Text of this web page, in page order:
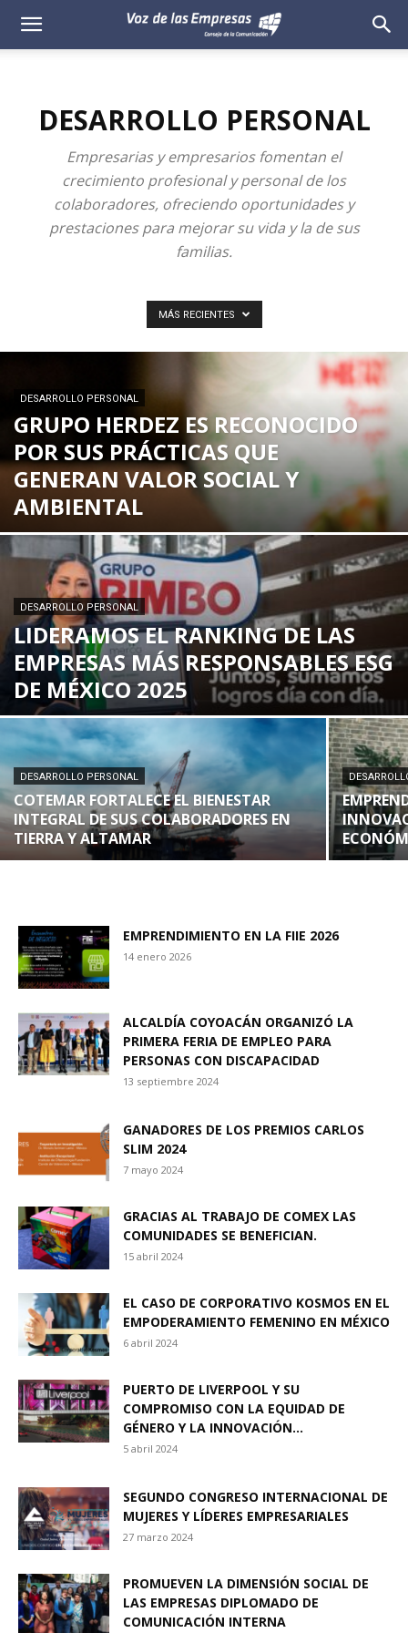
Voz
DESARROLLO PERSONAL
Empresarias y empresarios fomentan el
crecimiento profesional y personal de los
colaboradores, ofreciendo oportunidades y
prestaciones para mejorar su vida y la de sus
familias.
MÁS RECIENTES
DESARROLLO PERSONAL
GRUPO HERDEZ ES RECONOCIDO
POR SUS PRÁCTICAS QUE
GENERAN VALOR SOCIAL Y
AMBIENTAL
DESARROLLO PERSONAL
LIDERAMOS EL RANKING DE LAS
EMPRESAS MÁS RESPONSABLES ESG
DE MÉXICO 2025
DESARROLLO PERSONAL
COTEMAR FORTALECE EL BIENESTAR
INTEGRAL DE SUS COLABORADORES EN
TIERRA Y ALTAMAR
EMPRENDIMIENTO EN LA FIIE 2026
14 enero 2026
ALCALDÍA COYOACÁN ORGANIZÓ LA
PRIMERA FERIA DE EMPLEO PARA
PERSONAS CON DISCAPACIDAD
13 septiembre 2024
GANADORES DE LOS PREMIOS CARLOS
SLIM 2024
7 mayo 2024
GRACIAS AL TRABAJO DE COMEX LAS
COMUNIDADES SE BENEFICIAN.
15 abril 2024
EL CASO DE CORPORATIVO KOSMOS EN EL
EMPODERAMIENTO FEMENINO EN MÉXICO
6 abril 2024
PUERTO DE LIVERPOOL Y SU
COMPROMISO CON LA EQUIDAD DE
GÉNERO Y LA INNOVACIÓN...
5 abril 2024
SEGUNDO CONGRESO INTERNACIONAL DE
MUJERES Y LÍDERES EMPRESARIALES
27 marzo 2024
PROMUEVEN LA DIMENSIÓN SOCIAL DE
LAS EMPRESAS DIPLOMADO DE
COMUNICACIÓN INTERNA